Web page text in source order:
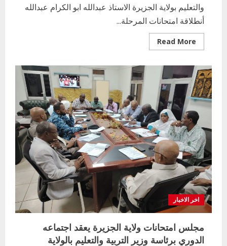
والتعليم بولاية الجزيرة الاستاذ عبدالله ابو الكرام عبدالله
أنطلاقة امتحانات المرحلة...
Read More
more
التربية
والتعليم
بالولاية
اكتمال
كافة
الترتيبات
الادارية
والفنية
لإنطلاقة
الامتحان
التجريبي
للمرحلة
المتوسطة
اخر الاخبار
مجلس امتحانات ولاية الجزيرة يعقد اجتماعه
الدوري برئاسة وزير التربية والتعليم بالولاية